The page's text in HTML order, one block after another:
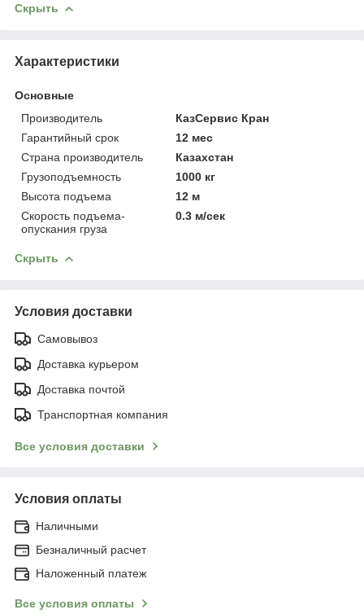
Скрыть
Характеристики
Основные
Производитель
КазСервис Кран
Гарантийный срок
12 мес
Страна производитель
Казахстан
Грузоподъемность
1000 кг
Высота подъема
12 м
Скорость подъема-
опускания груза
0.3 м/сек
Скрыть
Условия доставки
Самовывоз
Доставка курьером
Доставка почтой
Транспортная компания
Все условия доставки
Условия оплаты
Наличными
Безналичный расчет
Наложенный платеж
Все условия оплаты